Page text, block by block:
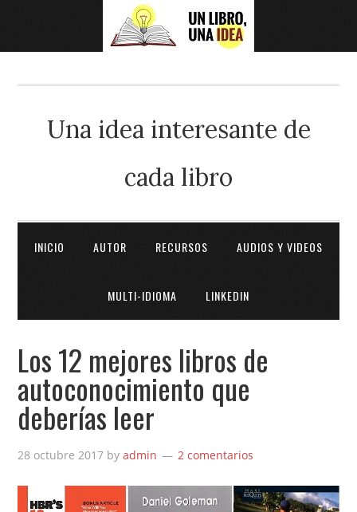
Una idea interesante de
cada libro
INICIO AUTOR RECURSOS AUDIOS Y VIDEOS
MULTI-IDIOMA LINKEDIN
Los 12 mejores libros de
autoconocimiento que
deberías leer
28 octubre 2017 byadmin 2 comentarios